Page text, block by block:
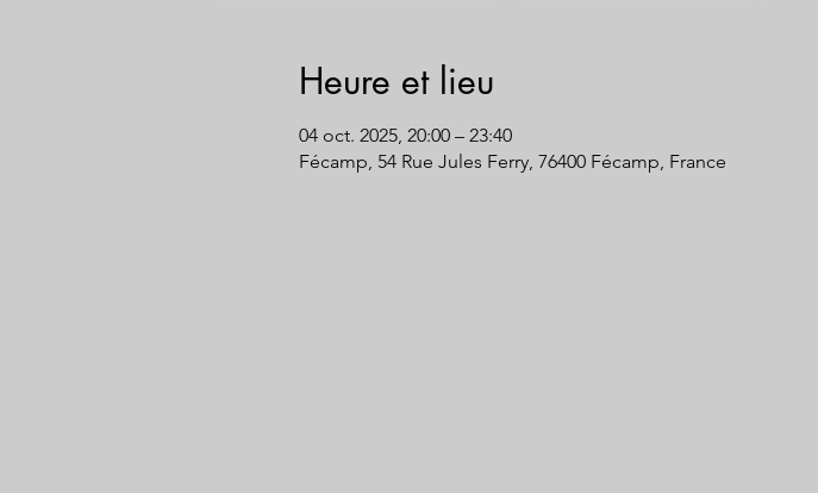
Heure et lieu
04 oct. 2025, 20:00 – 23:40
Fécamp, 54 Rue Jules Ferry, 76400 Fécamp, France